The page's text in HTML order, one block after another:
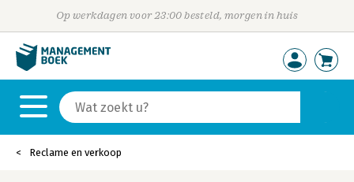
Op werkdagen voor 23:00 besteld, morgen in huis
Reclame en verkoop